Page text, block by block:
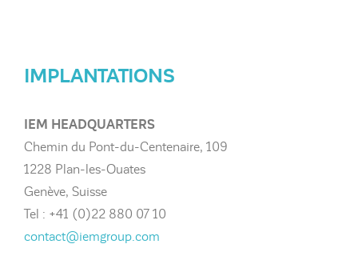
IMPLANTATIONS
IEM HEADQUARTERS
Chemin du Pont-du-Centenaire, 109
1228 Plan-les-Ouates
Genève, Suisse
Tel : +41 (0)22 880 07 10
contact@iemgroup.com